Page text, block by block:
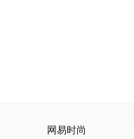
网易时尚